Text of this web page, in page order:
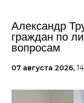
Александр
граждан по
вопросам
07 августа 2026,